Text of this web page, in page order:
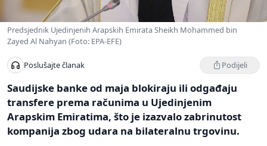
Predsjednik Ujedinjenih Arapskih Emirata Sheikh Mohammed bin
Zayed Al Nahyan (Foto: EPA-EFE)
Poslušajte članak Podijeli
Saudijske banke od maja blokiraju ili odgađaju
transfere prema računima u Ujedinjenim
Arapskim Emiratima, što je izazvalo zabrinutost
kompanija zbog udara na bilateralnu trgovinu.